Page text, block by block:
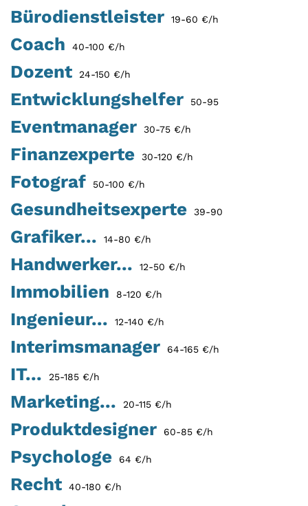
Bürodienstleister 19-60 €/h
Coach 40-100 €/h
Dozent 24-150 €/h
Entwicklungshelfer 50-95
Eventmanager 30-75 €/h
Finanzexperte 30-120 €/h
Fotograf 50-100 €/h
Gesundheitsexperte 39-90
Grafiker... 14-80 €/h
Handwerker... 12-50 €/h
Immobilien 8-120 €/h
Ingenieur... 12-140 €/h
Interimsmanager 64-165 €/h
IT... 25-185 €/h
Marketing... 20-115 €/h
Produktdesigner 60-85 €/h
Psychologe 64 €/h
Recht 40-180 €/h